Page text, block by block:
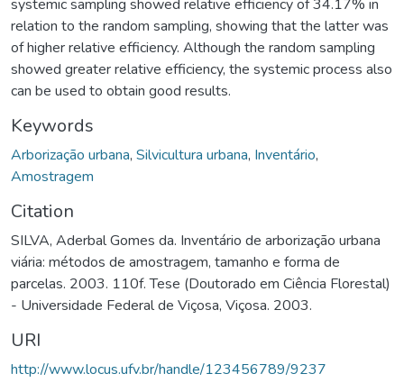
systemic sampling showed relative efficiency of 34.17% in
relation to the random sampling, showing that the latter was
of higher relative efficiency. Although the random sampling
showed greater relative efficiency, the systemic process also
can be used to obtain good results.
Keywords
Arborização urbana, Silvicultura urbana, Inventário,
Amostragem
Citation
SILVA, Aderbal Gomes da. Inventário de arborização urbana
viária: métodos de amostragem, tamanho e forma de
parcelas. 2003. 110f. Tese (Doutorado em Ciência Florestal)
- Universidade Federal de Viçosa, Viçosa. 2003.
URI
http://www.locus.ufv.br/handle/123456789/9237